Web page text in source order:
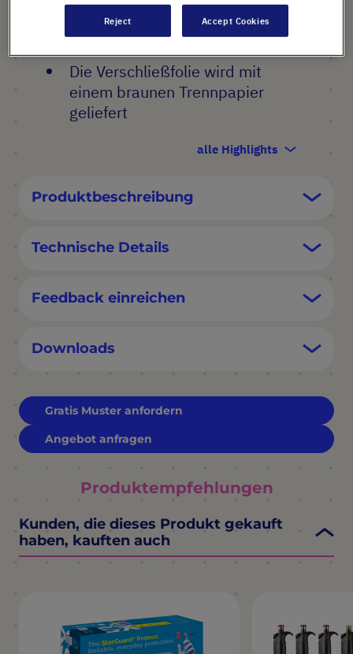
druckempfindlichem Klebstoff
aus Acrylat beschichtet ist
Die Verschließfolie wird mit
einem braunen Trennpapier
geliefert
alle Highlights
Produktbeschreibung
Technische Details
Feedback einreichen
Downloads
Gratis Muster anfordern
Angebot anfragen
Produktempfehlungen
Kunden, die dieses Produkt gekauft
haben, kauften auch
Reject Accept Cookies